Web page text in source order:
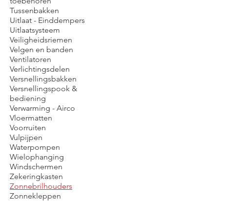
Tussenbakken
Uitlaat - Einddempers
Uitlaatsysteem
Veiligheidsriemen
Velgen en banden
Ventilatoren
Verlichtingsdelen
Versnellingsbakken
Versnellingspook &
bediening
Verwarming - Airco
Vloermatten
Voorruiten
Vulpijpen
Waterpompen
Wielophanging
Windschermen
Zekeringkasten
Zonnebrilhouders
Zonnekleppen